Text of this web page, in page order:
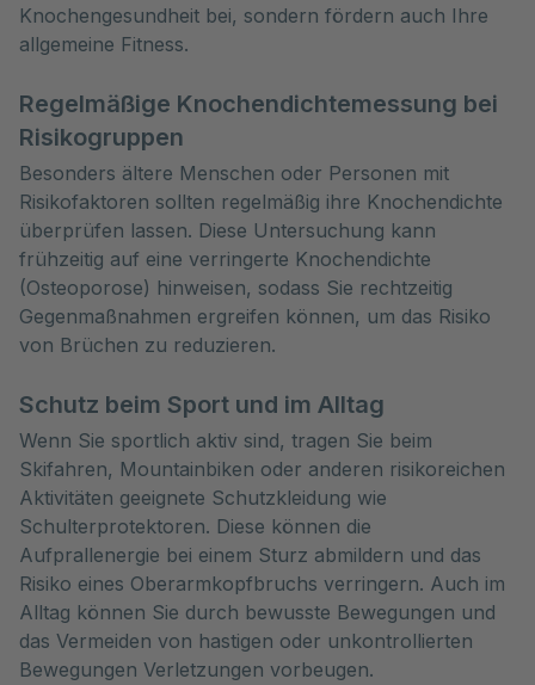
Knochengesundheit bei, sondern fördern auch Ihre
allgemeine Fitness.
Regelmäßige Knochendichtemessung bei
Risikogruppen
Besonders ältere Menschen oder Personen mit
Risikofaktoren sollten regelmäßig ihre Knochendichte
überprüfen lassen. Diese Untersuchung kann
frühzeitig auf eine verringerte Knochendichte
(Osteoporose) hinweisen, sodass Sie rechtzeitig
Gegenmaßnahmen ergreifen können, um das Risiko
von Brüchen zu reduzieren.
Schutz beim Sport und im Alltag
Wenn Sie sportlich aktiv sind, tragen Sie beim
Skifahren, Mountainbiken oder anderen risikoreichen
Aktivitäten geeignete Schutzkleidung wie
Schulterprotektoren. Diese können die
Aufprallenergie bei einem Sturz abmildern und das
Risiko eines Oberarmkopfbruchs verringern. Auch im
Alltag können Sie durch bewusste Bewegungen und
das Vermeiden von hastigen oder unkontrollierten
Bewegungen Verletzungen vorbeugen.